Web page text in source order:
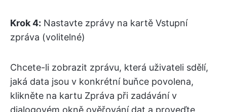
Krok 4: Nastavte zprávy na kartě Vstupní
zpráva (volitelné)
Chcete-li zobrazit zprávu, která uživateli sdělí,
jaká data jsou v konkrétní buňce povolena,
klikněte na kartu Zpráva při zadávání v